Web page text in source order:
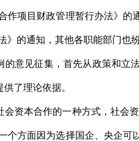
作项目财政管理暂行办法》
》的通知，其他各职能部门也
的意见征集，首先从政策和立
了理论依据。
资本合作的一种方式，社会资
个方面因为选择国企、央企可